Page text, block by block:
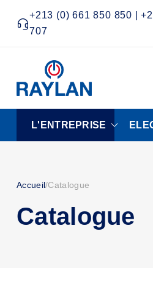
+213 (0) 661 850 850 |
707
L'ENTREPRISE
Accueil/Catalogue
Catalogue